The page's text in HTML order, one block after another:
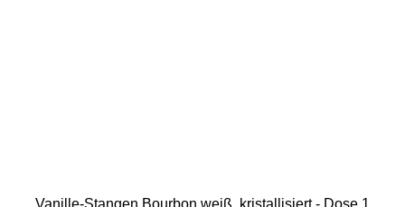
Vanille-Stangen Bourbon weiß, kristallisiert - Dose 1